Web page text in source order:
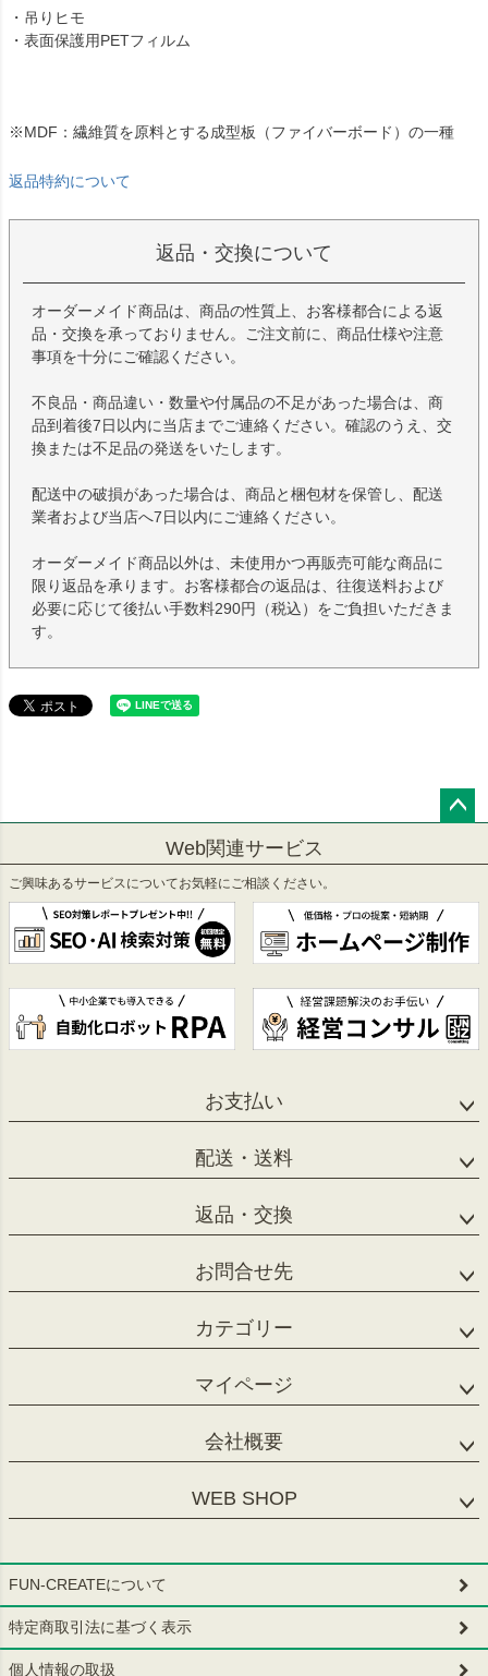
・吊りヒモ
・表面保護用PETフィルム
※MDF：繊維質を原料とする成型板（ファイバーボード）の一種
返品特約について
返品・交換について
オーダーメイド商品は、商品の性質上、お客様都合による返
品・交換を承っておりません。ご注文前に、商品仕様や注意
事項を十分にご確認ください。
不良品・商品違い・数量や付属品の不足があった場合は、商
品到着後7日以内に当店までご連絡ください。確認のうえ、交
換または不足品の発送をいたします。
配送中の破損があった場合は、商品と梱包材を保管し、配送
業者および当店へ7日以内にご連絡ください。
オーダーメイド商品以外は、未使用かつ再販売可能な商品に
限り返品を承ります。お客様都合の返品は、往復送料および
必要に応じて後払い手数料290円（税込）をご負担いただきま
す。
へ
Web関連サービス
ご興味あるサービスについてお気軽にご相談ください。
お支払い
配送・送料
返品・交換
お問合せ先
カテゴリー
マイページ
会社概要
WEB SHOP
FUN-CREATEについて
特定商取引法に基づく表示
個人情報の取扱